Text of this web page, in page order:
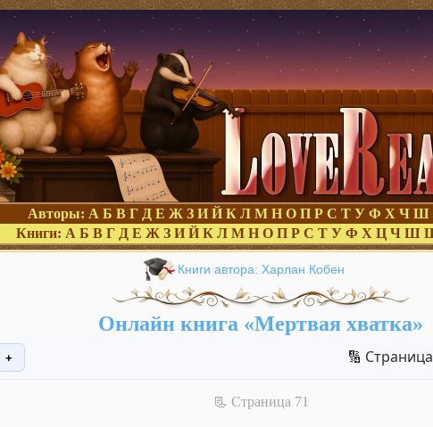
Авторы: А Б В Г Д Е Ж З И Й К Л М Н О П Р С Т У Ф Х Ч Ш
Книги: А Б В Г Д Е Ж З И Й К Л М Н О П Р С Т У Ф Х Ц Ч Ш
Книги автора: Харлан Кобен
Онлайн книга «Мертвая хватка»
+ 🔢 Страница
📃 Cтраница 71